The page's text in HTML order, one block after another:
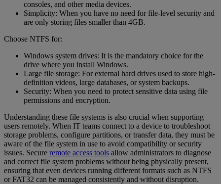
consoles, and other media devices.
Simplicity: When you have no need for file-level security and
are only storing files smaller than 4GB.
Choose NTFS for:
Windows system drives: It is the mandatory choice for the
drive where you install Windows.
Large file storage: For external hard drives used to store high-
definition videos, large databases, or system backups.
Security: When you need to protect sensitive data using file
permissions and encryption.
Understanding these file systems is also crucial when supporting
users remotely. When IT teams connect to a device to troubleshoot
storage problems, configure partitions, or transfer data, they must be
aware of the file system in use to avoid compatibility or security
issues. Secure remote access tools allow administrators to diagnose
and correct file system problems without being physically present,
ensuring that even devices running different formats such as NTFS
or FAT32 can be managed consistently and without disruption.